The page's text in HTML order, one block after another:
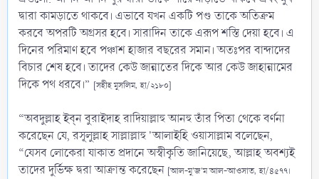
দ্বারা কামড়াতে থাকবে। এভাবে যখন একটি পণ্ড তাকে অতিক্রম
করবে অপরটি অগ্রসর হবে। সারাদিন তাকে এরূপ শস্তি দেয়া হবে। এ
দিনের পরিমাণ হবে পঞ্চাশ হাজার বছরের সমান। অতঃপর বান্দাদের
বিচার শেষ হবে। তাদের কেউ জান্নাতের দিকে আর কেউ জাহান্নামের
দিকে পথ ধরবে।” [সহীহ মুসলিম, হা/২১৮০]
“অবদুল্লাহ ইব্ন বুরাইদাহ রাদিয়াল্লাহু আনহু তাঁর পিতা থেকে বর্ণনা
করেছেন যে, রসূলুল্লাহ সাল্লাল্লাহু 'আলাইহি ওয়াসাল্লাম বলেছেন,
“যেসব লোকেরা যাকাত প্রদানে অস্বীকৃতি জানিয়েছে, আল্লাহ অবশ্যই
তাদের দুর্ভিক্ষ দ্বরা আক্রান্ত করেছেন [আল-মু'জ'ম আল-আওসাত, হা/৪৫৭৭।